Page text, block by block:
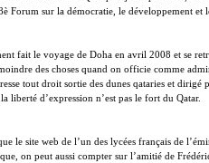
Forum sur la démocratie, le développement et
fait le voyage de Doha en avril 2008 et se
des choses quand on officie comme
tout droit sortie des dunes qataries et dirigé
liberté d’expression n’est pas le fort du Qatar.
le site web de l’un des lycées français de
on peut aussi compter sur l’amitié de